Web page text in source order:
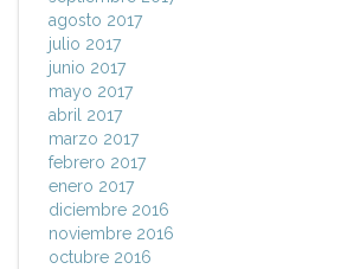
agosto 2017
julio 2017
junio 2017
mayo 2017
abril 2017
marzo 2017
febrero 2017
enero 2017
diciembre 2016
noviembre 2016
octubre 2016